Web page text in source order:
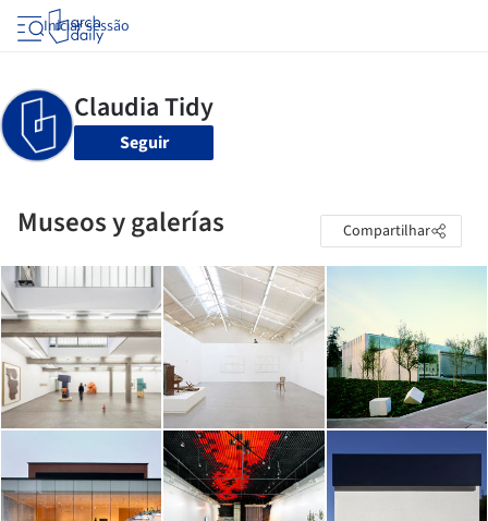
Iniciar sessão
Seguir
Museos y galerías Compartilhar